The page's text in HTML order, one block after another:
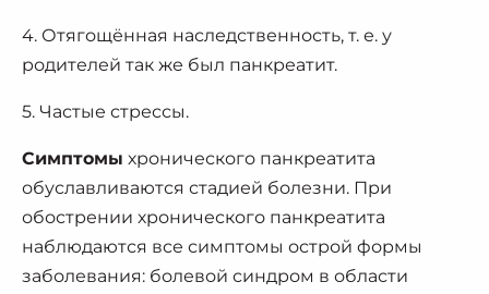
4. Отягощённая наследственность, т. е. у
родителей так же был панкреатит.
5. Частые стрессы.
Симптомы хронического панкреатита
обуславливаются стадией болезни. При
обострении хронического панкреатита
наблюдаются все симптомы острой формы
заболевания: болевой синдром в области